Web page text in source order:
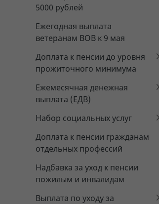
5000 рублей
Ежегодная выплата
ветеранам ВОВ к 9 мая
Доплата к пенсии до уровня
прожиточного минимума
Ежемесячная денежная
выплата (ЕДВ)
Набор социальных услуг
Доплата к пенсии гражданам
отдельных профессий
Надбавка за уход к пенсии
пожилым и инвалидам
Выплата по уходу за